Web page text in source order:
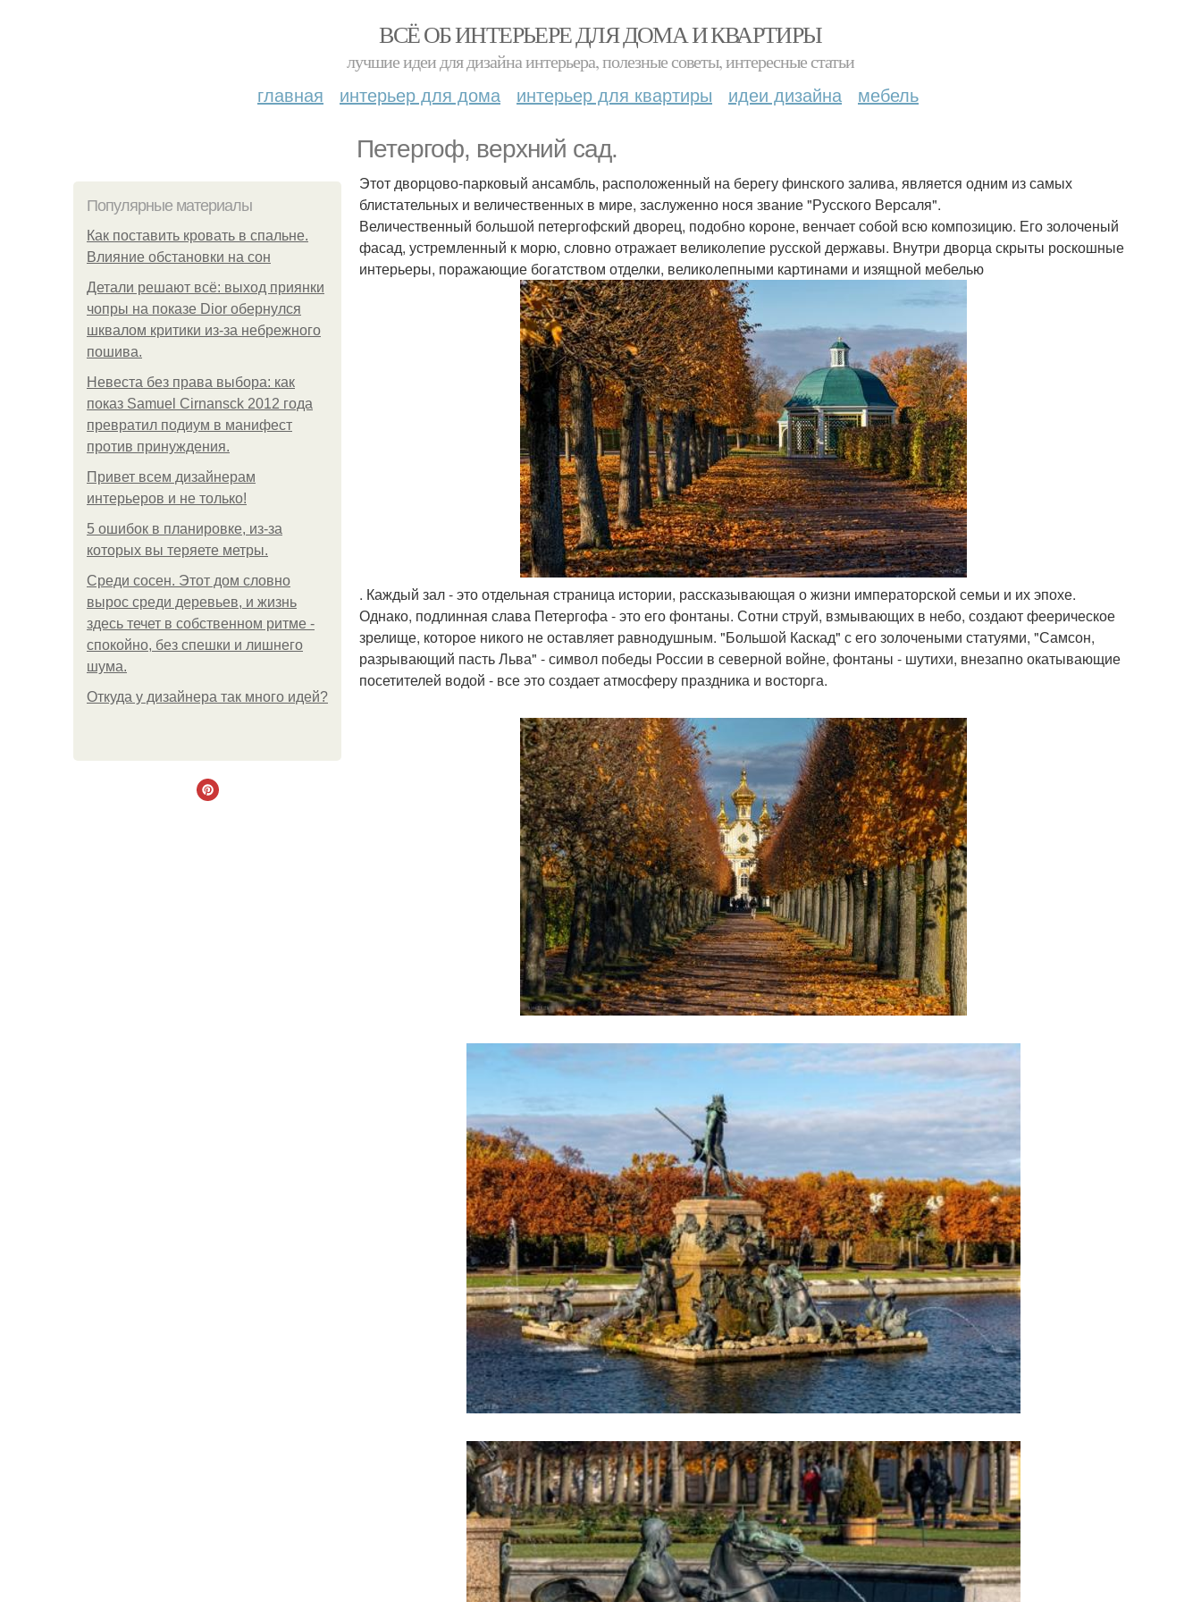
ВСЁ ОБ ИНТЕРЬЕРЕ ДЛЯ ДОМА И КВАРТИРЫ
лучшие идеи для дизайна интерьера, полезные советы, интересные статьи
главная интерьер для дома интерьер для квартиры идеи дизайна мебель
Петергоф, верхний сад.
Популярные материалы
Как поставить кровать в спальне.
Влияние обстановки на сон
Детали решают всё: выход приянки
чопры на показе Dior обернулся
шквалом критики из-за небрежного
пошива.
Невеста без права выбора: как
показ Samuel Cirnansck 2012 года
превратил подиум в манифест
против принуждения.
Привет всем дизайнерам
интерьеров и не только!
5 ошибок в планировке, из-за
которых вы теряете метры.
Среди сосен. Этот дом словно
вырос среди деревьев, и жизнь
здесь течет в собственном ритме -
спокойно, без спешки и лишнего
шума.
Откуда у дизайнера так много идей?
Этот дворцово-парковый ансамбль, расположенный на берегу финского залива, является одним из самых
блистательных и величественных в мире, заслуженно нося звание "Русского Версаля".
Величественный большой петергофский дворец, подобно короне, венчает собой всю композицию. Его золоченый
фасад, устремленный к морю, словно отражает великолепие русской державы. Внутри дворца скрыты роскошные
интерьеры, поражающие богатством отделки, великолепными картинами и изящной мебелью
. Каждый зал - это отдельная страница истории, рассказывающая о жизни императорской семьи и их эпохе.
Однако, подлинная слава Петергофа - это его фонтаны. Сотни струй, взмывающих в небо, создают феерическое
зрелище, которое никого не оставляет равнодушным. "Большой Каскад" с его золочеными статуями, "Самсон,
разрывающий пасть Льва" - символ победы России в северной войне, фонтаны - шутихи, внезапно окатывающие
посетителей водой - все это создает атмосферу праздника и восторга.